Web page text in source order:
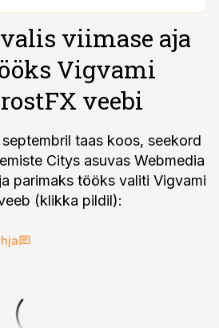
viimase aja
Vigvami
veebi
taas koos, seekord
Citys asuvas Webmedia
parimaks tööks valiti Vigvami
(klikka pildil):